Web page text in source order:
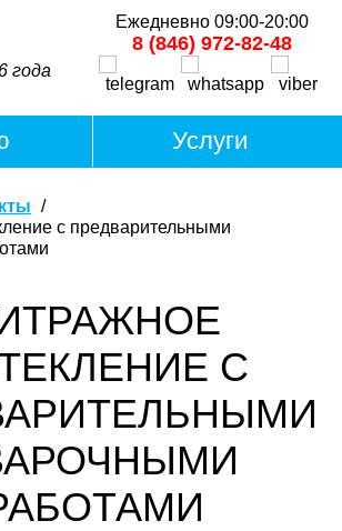
года
Ежедневно 09:00-20:00
8 (846) 972-82-48
с предварительными
С